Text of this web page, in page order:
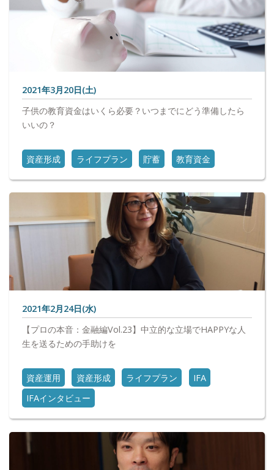
2021年3月20日(土)
子供の教育資金はいくら必要？いつまでにどう準備したら
いいの？
資産形成 ライフプラン 貯蓄 教育資金
2021年2月24日(水)
【プロの本音：金融編Vol.23】中立的な立場でHAPPYな人
生を送るための手助けを
資産運用 資産形成 ライフプラン
IFA
IFAインタビュー